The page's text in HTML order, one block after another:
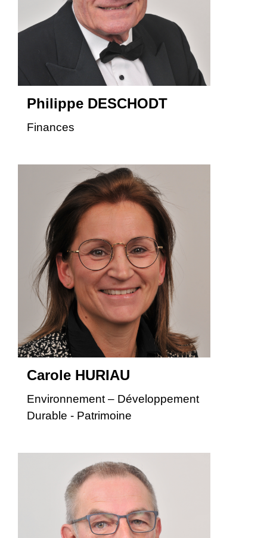
Philippe DESCHODT
Finances
Carole HURIAU
Environnement – Développement
Durable - Patrimoine